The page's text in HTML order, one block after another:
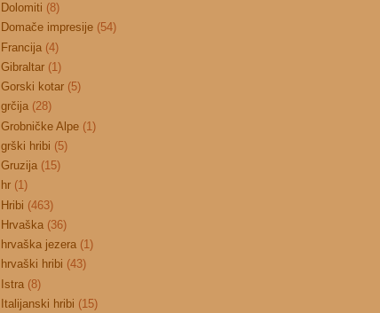
Dolomiti (8)
Domače impresije (54)
Francija (4)
Gibraltar (1)
Gorski kotar (5)
grčija (28)
Grobničke Alpe (1)
grški hribi (5)
Gruzija (15)
hr (1)
Hribi (463)
Hrvaška (36)
hrvaška jezera (1)
hrvaški hribi (43)
Istra (8)
Italijanski hribi (15)